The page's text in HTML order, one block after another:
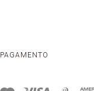
PAGAMENTO